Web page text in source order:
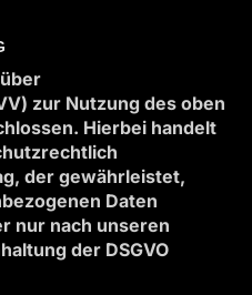
zur Nutzung des oben
Hierbei handelt
der gewährleistet,
Daten
nur nach unseren
der DSGVO